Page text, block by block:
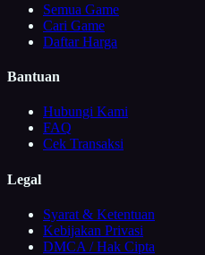
Semua Game
Cari Game
Daftar Harga
Bantuan
Hubungi Kami
FAQ
Cek Transaksi
Legal
Syarat & Ketentuan
Kebijakan Privasi
DMCA / Hak Cipta